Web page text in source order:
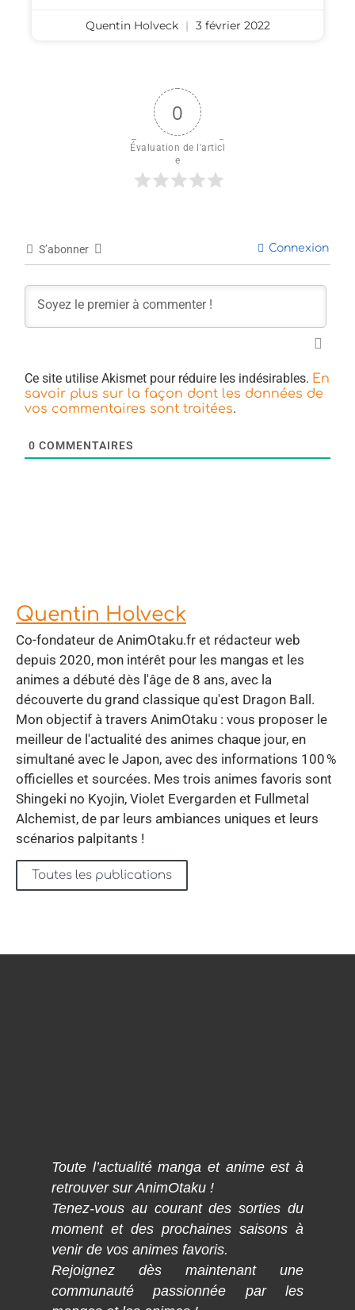
Quentin Holveck 3 février 2022
0
Évaluation de l'articl
e
S’abonner Connexion
Ce site utilise Akismet pour réduire les indésirables. En
savoir plus sur la façon dont les données de
vos commentaires sont traitées.
0 COMMENTAIRES
Quentin Holveck
Co-fondateur de AnimOtaku.fr et rédacteur web
depuis 2020, mon intérêt pour les mangas et les
animes a débuté dès l'âge de 8 ans, avec la
découverte du grand classique qu'est Dragon Ball.
Mon objectif à travers AnimOtaku : vous proposer le
meilleur de l'actualité des animes chaque jour, en
simultané avec le Japon, avec des informations 100 %
officielles et sourcées. Mes trois animes favoris sont
Shingeki no Kyojin, Violet Evergarden et Fullmetal
Alchemist, de par leurs ambiances uniques et leurs
scénarios palpitants !
Toutes les publications
Toute l’actualité manga et anime est à
retrouver sur AnimOtaku !
Tenez-vous au courant des sorties du
moment et des prochaines saisons à
venir de vos animes favoris.
Rejoignez dès maintenant une
communauté passionnée par les